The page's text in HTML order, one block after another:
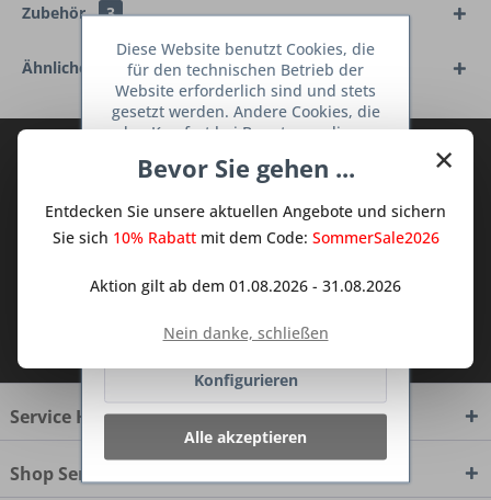
Zubehör 3
Ähnliche Artikel
TraumKüche Newsletter und verpassen
Sie keine Neuigkeit oder Aktion mehr aus
dem Traum Küchen - Shop.
Ich habe die
Datenschutzbestimmungen
Service Hotline
Shop Service
×
Bevor Sie gehen ...
Entdecken Sie unsere aktuellen Angebote und sichern
Sie sich 10% Rabattmit dem Code: SommerSale2026
Aktion gilt ab dem 01.08.2026 - 31.08.2026
Nein danke, schließen
Diese Website benutzt Cookies, die
für den technischen Betrieb der
Website erforderlich sind und stets
gesetzt werden. Andere Cookies, die
den Komfort bei Benutzung dieser
dienen oder die Interaktion mit
Netzwerken vereinfachen sollen,
werden nur mit Ihrer Zustimmung
Ablehnen
Konfigurieren
Alle akzeptieren